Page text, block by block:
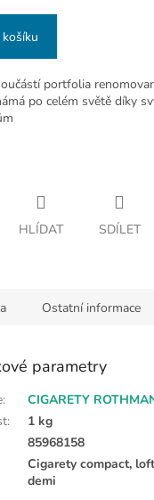
portfolia
po celém světě díky
HLÍDAT SDÍLET
Ostatní informace
parametry
:
CIGARETY
:
1 kg
85968158
Cigarety compact,
demi